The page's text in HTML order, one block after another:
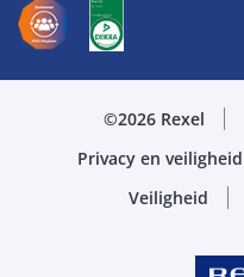
©2026 Rexel
Privacy en veiligheid
Veiligheid